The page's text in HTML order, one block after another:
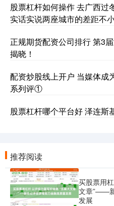
股票杠杆如何操作 去广西过
实话实说两座城市的差距不
正规期货配资公司排行 第3
揭晓！
配资炒股线上开户 当媒体成
系列评①
股票杠杆哪个平台好 泽连斯
推荐阅读
买股票用
文章”——
发展